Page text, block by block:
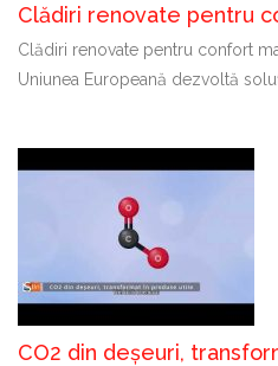
Clădiri renovate pentru
Clădiri renovate pentru confort
Uniunea Europeană dezvoltă
CO2 din deșeuri,